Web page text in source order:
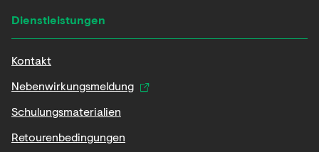
Dienstleistungen
Kontakt
Nebenwirkungsmeldung
Schulungsmaterialien
Retourenbedingungen